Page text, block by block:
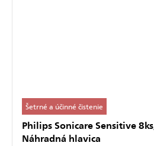
Šetrné a účinné čistenie
Philips Sonicare Sensitive
Náhradná hlavica